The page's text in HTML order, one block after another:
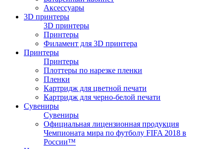
Аксессуары
3D принтеры
3D принтеры
Принтеры
Филамент для 3D принтера
Принтеры
Принтеры
Плоттеры по нарезке пленки
Пленки
Картридж для цветной печати
Картридж для черно-белой печати
Сувениры
Сувениры
Официальная лицензионная продукция
Чемпионата мира по футболу FIFA 2018 в
России™